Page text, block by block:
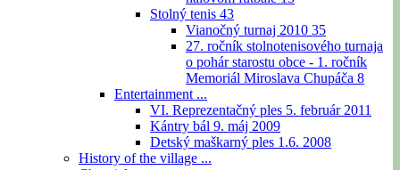
Stolný tenis 43
Vianočný turnaj 2010 35
27. ročník stolnotenisového turnaja
o pohár starostu obce - 1. ročník
Memoriál Miroslava Chupáča 8
Entertainment ...
VI. Reprezentačný ples 5. február 2011
Kántry bál 9. máj 2009
Detský maškarný ples 1.6. 2008
History of the village ...